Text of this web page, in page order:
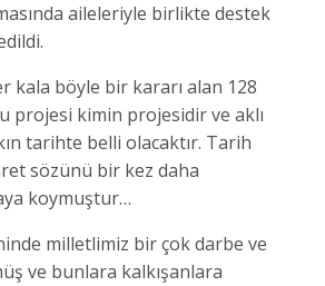
aileleriyle birlikte destek
kala böyle bir kararı alan 128
projesi kimin projesidir ve aklı
tarihte belli olacaktır. Tarih
sözünü bir kez daha
koymuştur…
milletlimiz bir çok darbe ve
ve bunlara kalkışanlara